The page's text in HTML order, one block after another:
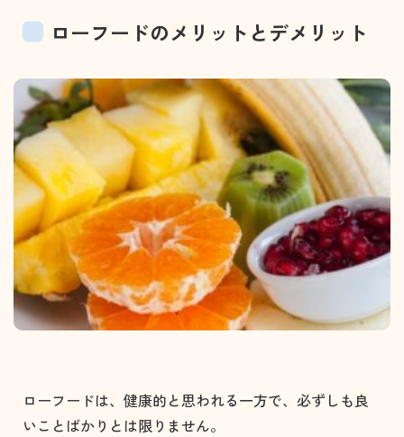
ローフードのメリットとデメリット
ローフードは、健康的と思われる一方で、必ずしも良
いことばかりとは限りません。